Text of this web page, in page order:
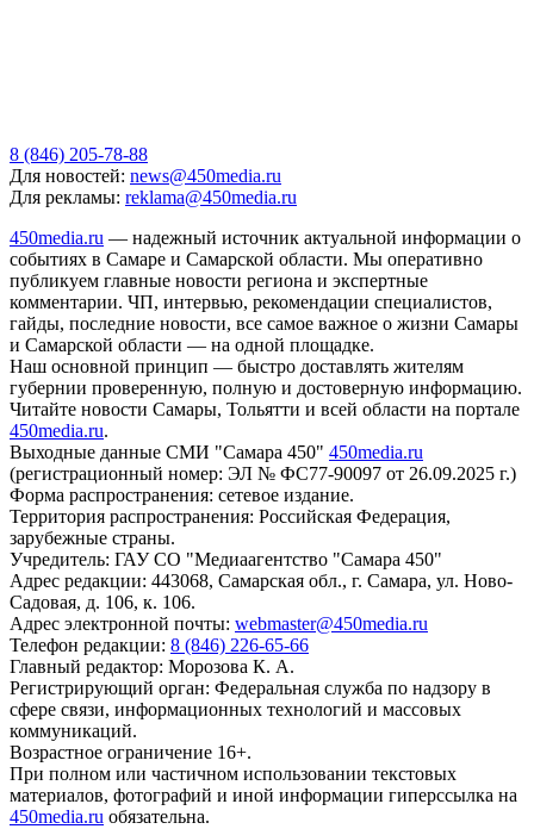
8 (846) 205-78-88
Для новостей: news@450media.ru
Для рекламы: reklama@450media.ru
450media.ru — надежный источник актуальной информации о
событиях в Самаре и Самарской области. Мы оперативно
публикуем главные новости региона и экспертные
комментарии. ЧП, интервью, рекомендации специалистов,
гайды, последние новости, все самое важное о жизни Самары
и Самарской области — на одной площадке.
Наш основной принцип — быстро доставлять жителям
губернии проверенную, полную и достоверную информацию.
Читайте новости Самары, Тольятти и всей области на портале
450media.ru.
Выходные данные СМИ "Самара 450" 450media.ru
(регистрационный номер: ЭЛ № ФС77-90097 от 26.09.2025 г.)
Форма распространения: сетевое издание.
Территория распространения: Российская Федерация,
зарубежные страны.
Учредитель: ГАУ СО "Медиаагентство "Самара 450"
Адрес редакции: 443068, Самарская обл., г. Самара, ул. Ново-
Садовая, д. 106, к. 106.
Адрес электронной почты: webmaster@450media.ru
Телефон редакции: 8 (846) 226-65-66
Главный редактор: Морозова К. А.
Регистрирующий орган: Федеральная служба по надзору в
сфере связи, информационных технологий и массовых
коммуникаций.
Возрастное ограничение 16+.
При полном или частичном использовании текстовых
материалов, фотографий и иной информации гиперссылка на
450media.ru обязательна.